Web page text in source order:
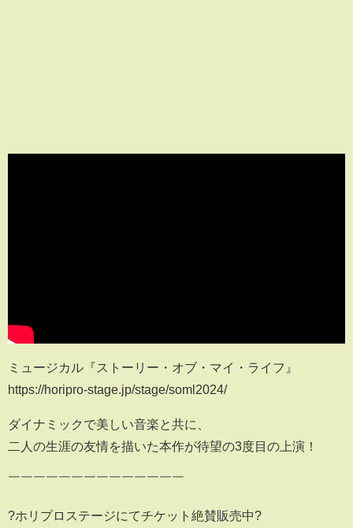
ミュージカル『ストーリー・オブ・マイ・ライフ』
https://horipro-stage.jp/stage/soml2024/
ダイナミックで美しい音楽と共に、
二人の生涯の友情を描いた本作が待望の3度目の上演！
￣￣￣￣￣￣￣￣￣￣￣￣￣￣
?ホリプロステージにてチケット絶賛販売中?